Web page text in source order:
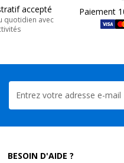
accepté
quotidien avec
Paiement
BESOIN D'AIDE ?